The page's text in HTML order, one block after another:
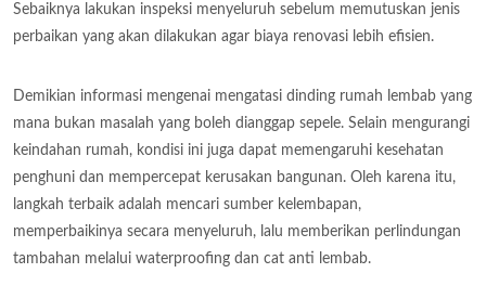
Sebaiknya lakukan inspeksi menyeluruh sebelum memutuskan jenis
perbaikan yang akan dilakukan agar biaya renovasi lebih efisien.
Demikian informasi mengenai mengatasi dinding rumah lembab yang
mana bukan masalah yang boleh dianggap sepele. Selain mengurangi
keindahan rumah, kondisi ini juga dapat memengaruhi kesehatan
penghuni dan mempercepat kerusakan bangunan. Oleh karena itu,
langkah terbaik adalah mencari sumber kelembapan,
memperbaikinya secara menyeluruh, lalu memberikan perlindungan
tambahan melalui waterproofing dan cat anti lembab.